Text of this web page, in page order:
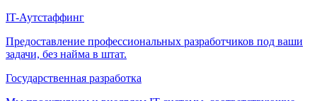
IT-Аутстаффинг
Предоставление профессиональных разработчиков под ваши
задачи, без найма в штат.
Государственная разработка